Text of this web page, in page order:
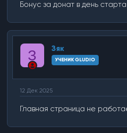
Бонус за донат в день
З Зяк
УЧЕНИК GLUDIO
12 Дек 2025
Главная страница не